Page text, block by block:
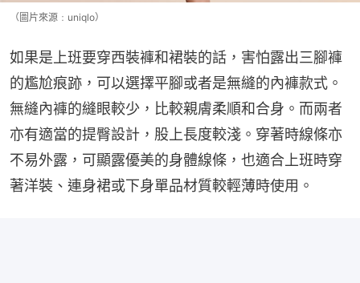
（圖片來源﹕uniqlo）
如果是上班要穿西裝褲和裙裝的話，害怕露出三腳褲
的尷尬痕跡，可以選擇平腳或者是無縫的內褲款式。
無縫內褲的縫眼較少，比較親膚柔順和合身。而兩者
亦有適當的提臀設計，股上長度較淺。穿著時線條亦
不易外露，可顯露優美的身體線條，也適合上班時穿
著洋裝、連身裙或下身單品材質較輕薄時使用。